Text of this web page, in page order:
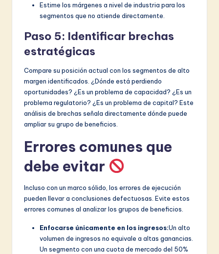
Estime los márgenes a nivel de industria para los
segmentos que no atiende directamente.
Paso 5: Identificar brechas
estratégicas
Compare su posición actual con los segmentos de alto
margen identificados. ¿Dónde está perdiendo
oportunidades? ¿Es un problema de capacidad? ¿Es un
problema regulatorio? ¿Es un problema de capital? Este
análisis de brechas señala directamente dónde puede
ampliar su grupo de beneficios.
Errores comunes que
debe evitar
Incluso con un marco sólido, los errores de ejecución
pueden llevar a conclusiones defectuosas. Evite estos
errores comunes al analizar los grupos de beneficios.
Enfocarse únicamente en los ingresos:Un alto
volumen de ingresos no equivale a altas ganancias.
Un segmento con una cuota de mercado del 50%